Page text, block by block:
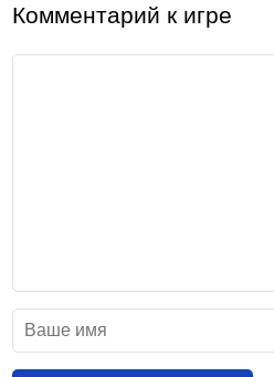
Комментарий к игре